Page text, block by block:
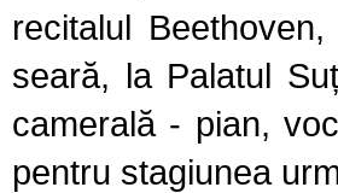
recitalul
seară, la Palatul
camerală - pian,
pentru stagiunea